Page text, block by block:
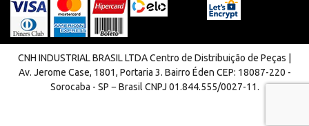
CNH INDUSTRIAL BRASIL LTDA Centro de Distribuição de Peças |
Av. Jerome Case, 1801, Portaria 3. Bairro Éden CEP: 18087-220 -
Sorocaba - SP − Brasil CNPJ 01.844.555/0027-11.